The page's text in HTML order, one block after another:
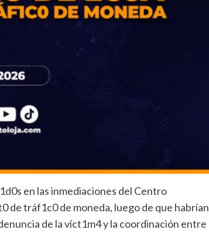
en las inmediaciones del Centro
de tráf1c0 de moneda, luego de que habrían
de la víct1m4 y la coordinación entre